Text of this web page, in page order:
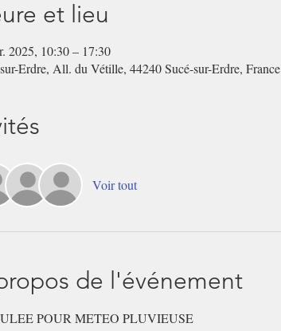
et lieu
2025, 10:30 – 17:30
Erdre, All. du Vétille, 44240 Sucé-sur-Erdre, France
Voir tout
de l'événement
POUR METEO PLUVIEUSE